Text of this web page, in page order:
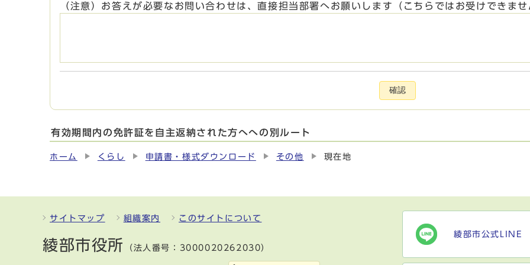
（注意）お答えが必要なお問い合わせは、直接担当部署へお願いします（こちらではお受けできま
確認
有効期間内の免許証を自主返納された方へへの別ルート
ホーム くらし 申請書・様式ダウンロード その他 現在地
サイトマップ 組織案内 このサイトについて
綾部市役所 （法人番号：3000020262030）
綾部市公式LINE